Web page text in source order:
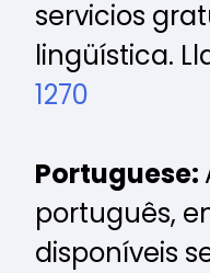
servicios
lingüística.
1270
Portuguese:
português,
disponíveis